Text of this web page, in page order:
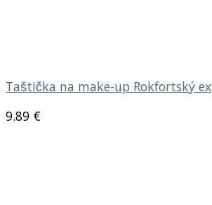
Taštička na make-up Rokfortský
9.89 €